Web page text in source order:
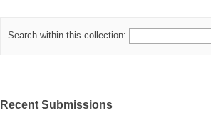
Search within this collection:
Recent Submissions